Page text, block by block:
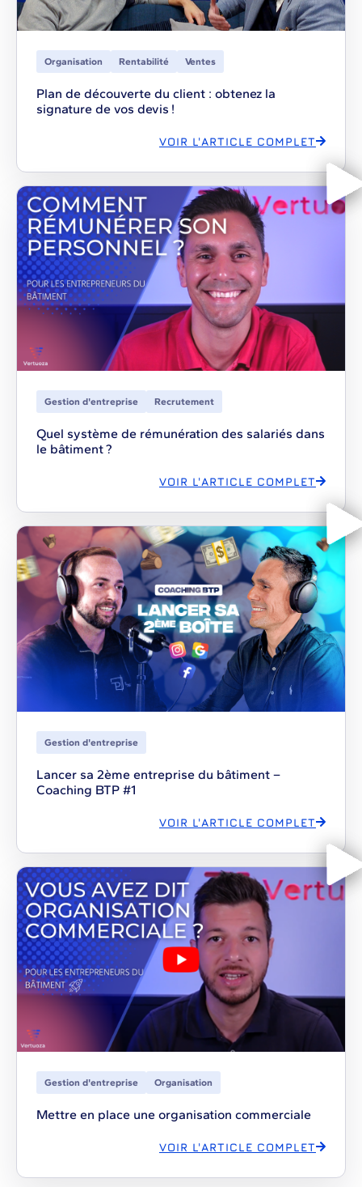
Organisation Rentabilité Ventes
Plan de découverte du client : obtenez la
signature de vos devis !
VOIR L'ARTICLE COMPLET
Gestion d'entreprise Recrutement
Quel système de rémunération des salariés dans
le bâtiment ?
VOIR L'ARTICLE COMPLET
Gestion d'entreprise
Lancer sa 2ème entreprise du bâtiment –
Coaching BTP #1
VOIR L'ARTICLE COMPLET
Gestion d'entreprise Organisation
Mettre en place une organisation commerciale
VOIR L'ARTICLE COMPLET